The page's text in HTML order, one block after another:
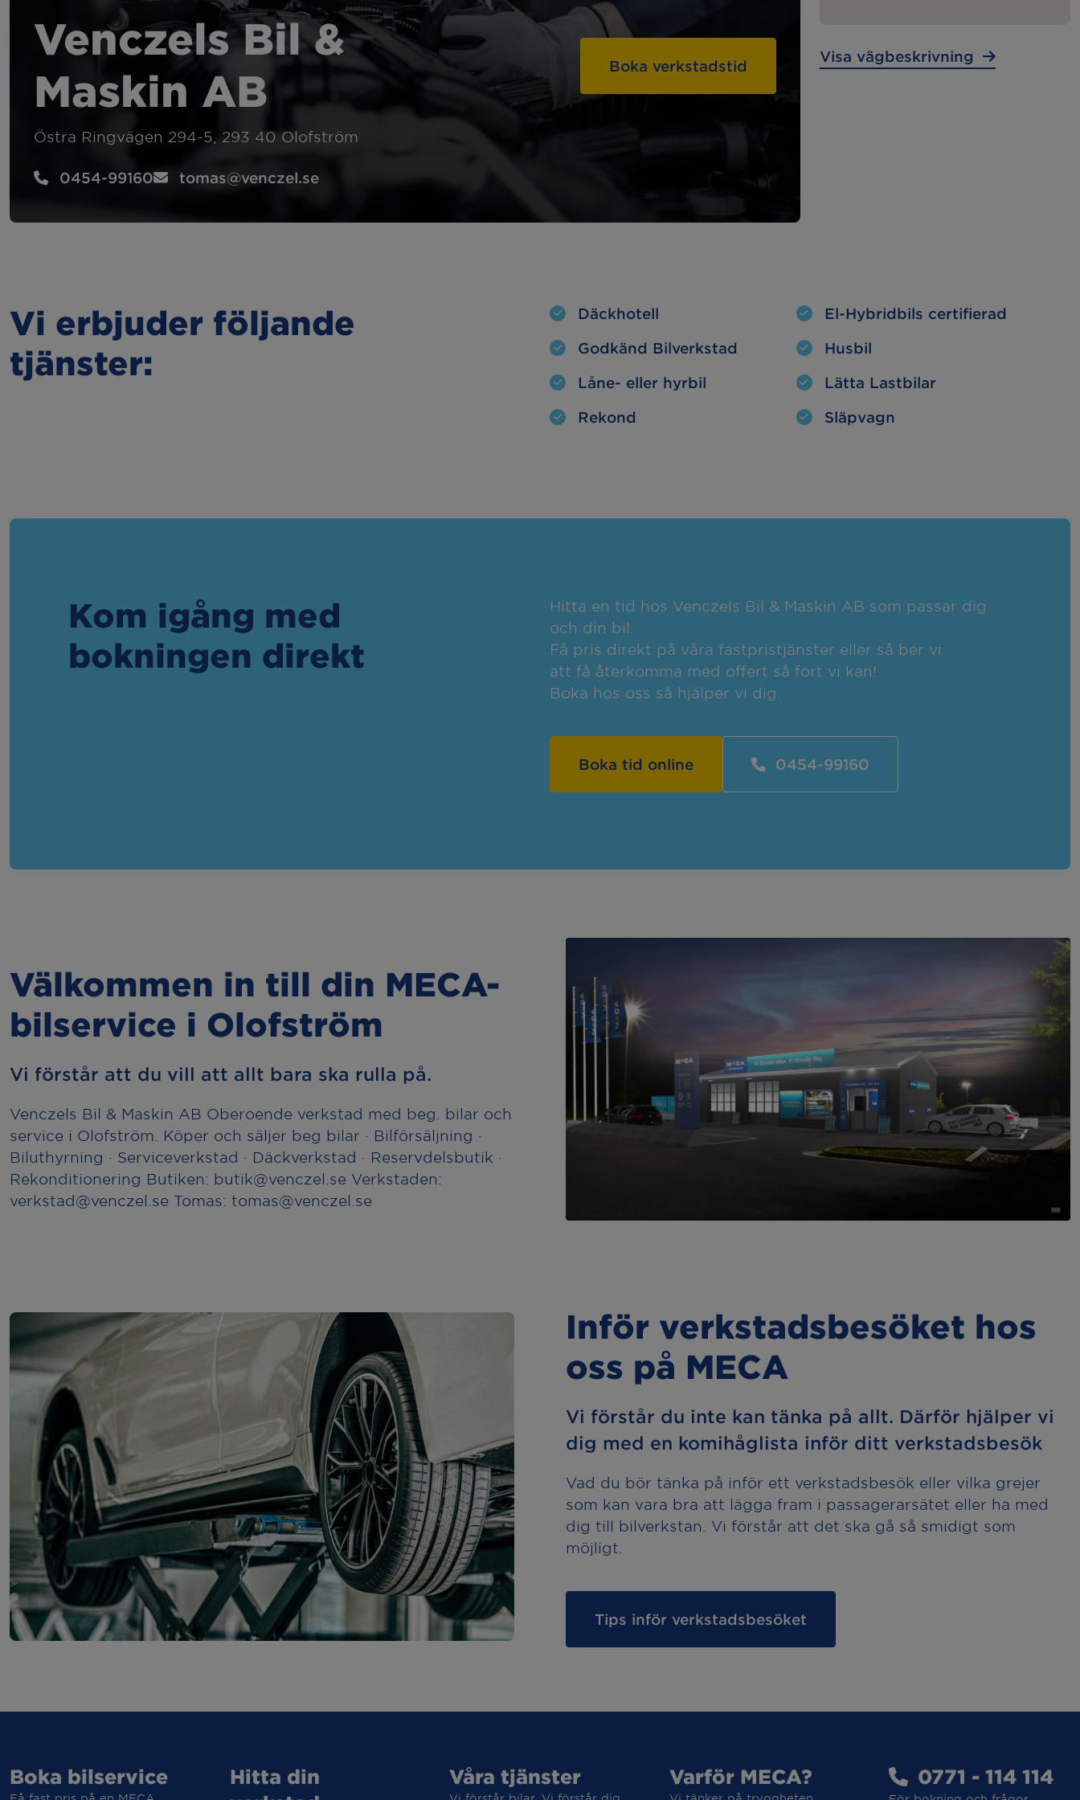
Felsökning Hjulinställning
service
Kamremsbyte Byta lampor Oljebyte
Semesterkontroll
Kupévärmare
Venczels Bil &
Maskin AB
Östra Ringvägen 294-5, 293 40 Olofström
0454-99160 tomas@venczel.se
Boka verkstadstid
Visa vägbeskrivning
Vi erbjuder följande
tjänster:
Däckhotell
El-Hybridbils certifierad
Godkänd Bilverkstad
Husbil
Låne- eller hyrbil
Lätta Lastbilar
Rekond
Släpvagn
Kom igång med
bokningen direkt
Hitta en tid hos Venczels Bil & Maskin AB som passar dig
och din bil.
Få pris direkt på våra fastpristjänster eller så ber vi
att få återkomma med offert så fort vi kan!
Boka hos oss så hjälper vi dig.
Boka tid online 0454-99160
Välkommen in till din MECA-
bilservice i Olofström
Vi förstår att du vill att allt bara ska rulla på.
Venczels Bil & Maskin AB Oberoende verkstad med beg. bilar och
service i Olofström. Köper och säljer beg bilar · Bilförsäljning ·
Biluthyrning · Serviceverkstad · Däckverkstad · Reservdelsbutik ·
Rekonditionering Butiken: butik@venczel.se Verkstaden:
verkstad@venczel.se Tomas: tomas@venczel.se
Inför verkstadsbesöket hos
oss på MECA
Vi förstår du inte kan tänka på allt. Därför hjälper vi
dig med en komihåglista inför ditt verkstadsbesök
Vad du bör tänka på inför ett verkstadsbesök eller vilka grejer
som kan vara bra att lägga fram i passagerarsätet eller ha med
dig till bilverkstan. Vi förstår att det ska gå så smidigt som
möjligt.
Tips inför verkstadsbesöket
Boka bilservice
Hitta din
Våra tjänster Varför MECA? 0771 - 114 114